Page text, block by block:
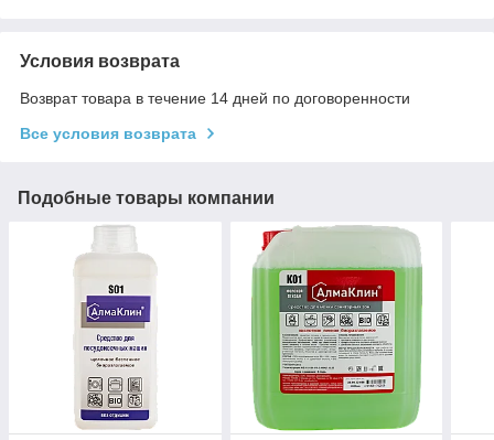
Условия возврата
Возврат товара в течение 14 дней по договоренности
Все условия возврата
Подобные товары компании